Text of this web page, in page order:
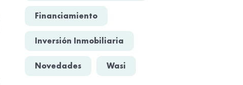
Financiamiento
Inversión Inmobiliaria
Novedades Wasi